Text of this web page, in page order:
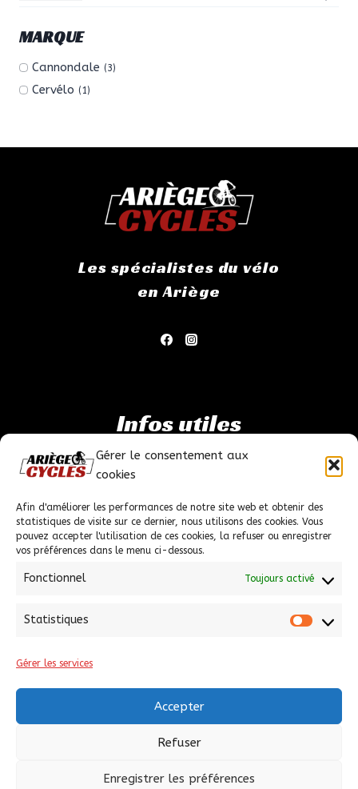
Gérer le consentement aux
cookies
Afin d'améliorer les performances de notre site web et obtenir des
statistiques de visite sur ce dernier, nous utilisons des cookies. Vous
pouvez accepter l'utilisation de ces cookies, la refuser ou enregistrer
vos préférences dans le menu ci-dessous.
Fonctionnel Toujours activé
Statistiques
Gérer les services
Accepter
Refuser
Enregistrer les préférences
MARQUE
Cannondale (3)
Cervélo (1)
Les spécialistes du vélo
en Ariège
Infos utiles
Conditions générales de ventes
05 61 67 38 44
ariegecycles@hotmail.fr